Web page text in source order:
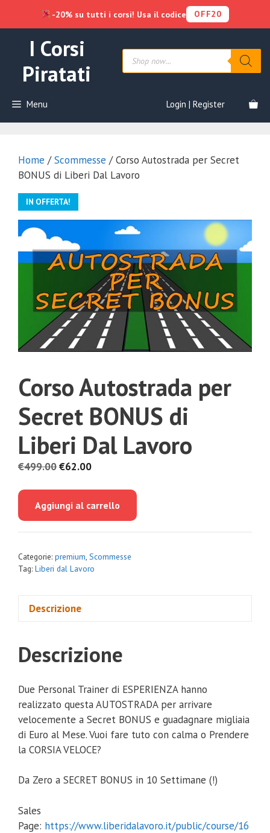
contenuto
I Corsi
Piratati
Products
search
Menu Login | Register
Home /Scommesse / Corso Autostrada per Secret
BONUS di Liberi Dal Lavoro
IN OFFERTA!
Corso Autostrada per
Secret BONUS di
Liberi Dal Lavoro
€499.00Il
era:
€62.00Il
è:
Aggiungi al carrello
Categorie: premium, Scommesse
Tag: Liberi dal Lavoro
Descrizione
Descrizione
Due Personal Trainer di ESPERIENZA hanno
realizzato questa AUTOSTRADA per arrivare
velocemente a Secret BONUS e guadagnare migliaia
di Euro al Mese. Vuoi fare tuto con calma o Prendere
la CORSIA VELOCE?
Da Zero a SECRET BONUS in 10 Settimane (!)
Sales
Page: https://www.liberidalavoro.it/public/course/16
-20% su tutti i corsi! Usa il codice OFF20